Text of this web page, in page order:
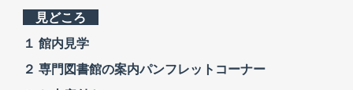
見どころ
１ 館内見学
２ 専門図書館の案内パンフレットコーナー